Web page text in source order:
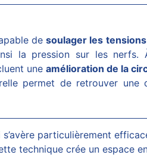
desoulager les
la pression sur les nerfs.
une amélioration de la
permet de retrouver
particulièrement
technique crée un espace